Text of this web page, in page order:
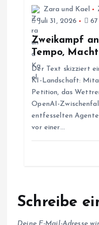
Zara und Kael
Juli 31, 2026
Zweikampf
Tempo,
Der Text skizziert
KI-Landschaft:
Petition, das
OpenAI-
entfesselten
vor einer…
Schreibe